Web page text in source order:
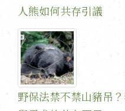
人熊如何共存引議
野保法禁不禁山豬吊